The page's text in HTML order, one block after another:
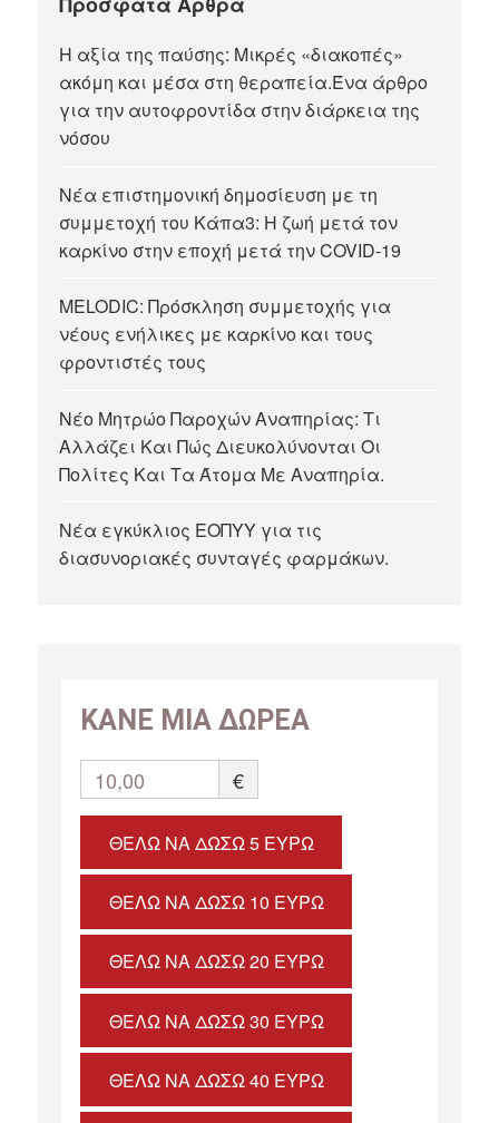
Η αξία της παύσης: Μικρές «διακοπές»
ακόμη και μέσα στη θεραπεία.Ένα άρθρο
για την αυτοφροντίδα στην διάρκεια της
νόσου
Νέα επιστημονική δημοσίευση με τη
συμμετοχή του Κάπα3: Η ζωή μετά τον
καρκίνο στην εποχή μετά την COVID-19
MELODIC: Πρόσκληση συμμετοχής για
νέους ενήλικες με καρκίνο και τους
φροντιστές τους
Νέο Μητρώο Παροχών Αναπηρίας: Τι
Αλλάζει Και Πώς Διευκολύνονται Οι
Πολίτες Και Τα Άτομα Με Αναπηρία.
Νέα εγκύκλιος ΕΟΠΥΥ για τις
διασυνοριακές συνταγές φαρμάκων.
ΚΑΝΕ ΜΙΑ ΔΩΡΕΑ
10,00 €
ΘΈΛΩ ΝΑ ΔΏΣΩ 5 ΕΥΡΏ
ΘΈΛΩ ΝΑ ΔΏΣΩ 10 ΕΥΡΏ
ΘΈΛΩ ΝΑ ΔΏΣΩ 20 ΕΥΡΏ
ΘΈΛΩ ΝΑ ΔΏΣΩ 30 ΕΥΡΏ
ΘΈΛΩ ΝΑ ΔΏΣΩ 40 ΕΥΡΏ